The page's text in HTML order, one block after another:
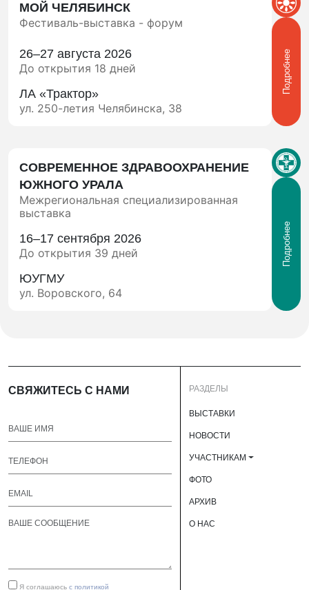
МОЙ ЧЕЛЯБИНСК
Фестиваль-выставка - форум
26–27 августа 2026
До открытия 18 дней
ЛА «Трактор»
ул. 250-летия Челябинска, 38
Подробнее
СОВРЕМЕННОЕ ЗДРАВООХРАНЕНИЕ
ЮЖНОГО УРАЛА
Межрегиональная специализированная
выставка
16–17 сентября 2026
До открытия 39 дней
ЮУГМУ
ул. Воровского, 64
Подробнее
СВЯЖИТЕСЬ С НАМИ
Я соглашаюсь с политикой
РАЗДЕЛЫ
ВЫСТАВКИ
НОВОСТИ
УЧАСТНИКАМ
ФОТО
АРХИВ
О НАС